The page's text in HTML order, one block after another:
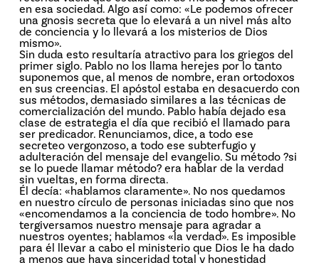
en esa sociedad. Algo así como: «Le podemos ofrecer
una gnosis secreta que lo elevará a un nivel más alto
de conciencia y lo llevará a los misterios de Dios
mismo».
Sin duda esto resultaría atractivo para los griegos del
primer siglo. Pablo no los llama herejes por lo tanto
suponemos que, al menos de nombre, eran ortodoxos
en sus creencias. El apóstol estaba en desacuerdo con
sus métodos, demasiado similares a las técnicas de
comercialización del mundo. Pablo había dejado esa
clase de estrategia el día que recibió el llamado para
ser predicador. Renunciamos, dice, a todo ese
secreteo vergonzoso, a todo ese subterfugio y
adulteración del mensaje del evangelio. Su método ?si
se lo puede llamar método? era hablar de la verdad
sin vueltas, en forma directa.
Él decía: «hablamos claramente». No nos quedamos
en nuestro círculo de personas iniciadas sino que nos
«encomendamos a la conciencia de todo hombre». No
tergiversamos nuestro mensaje para agradar a
nuestros oyentes; hablamos «la verdad». Es imposible
para él llevar a cabo el ministerio que Dios le ha dado
a menos que haya sinceridad total y honestidad